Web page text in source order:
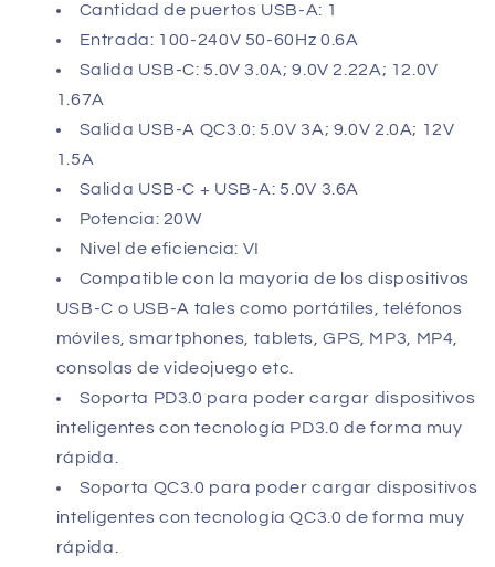
Cantidad de puertos USB-A: 1
Entrada: 100-240V 50-60Hz 0.6A
Salida USB-C: 5.0V 3.0A; 9.0V 2.22A; 12.0V
1.67A
Salida USB-A QC3.0: 5.0V 3A; 9.0V 2.0A; 12V
1.5A
Salida USB-C + USB-A: 5.0V 3.6A
Potencia: 20W
Nivel de eficiencia: VI
Compatible con la mayoria de los dispositivos
USB-C o USB-A tales como portátiles, teléfonos
móviles, smartphones, tablets, GPS, MP3, MP4,
consolas de videojuego etc.
Soporta PD3.0 para poder cargar dispositivos
inteligentes con tecnología PD3.0 de forma muy
rápida.
Soporta QC3.0 para poder cargar dispositivos
inteligentes con tecnología QC3.0 de forma muy
rápida.